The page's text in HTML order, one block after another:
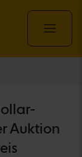
Auktion